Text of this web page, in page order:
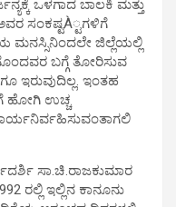
ಒಳಗಾದ ಬಾಲಕಿ ಮತ್ತು
ಸಂಕಷ್ಟÀ್ಟಗಳಿಗೆ
ಮನಸ್ಸಿನಿಂದಲೇ ಜಿಲ್ಲೆಯಲ್ಲಿ
ಬಗ್ಗೆ ತೋರಿಸುವ
ಇರುವುದಿಲ್ಲ. ಇಂತಹ
ಹೋಗಿ ಉಚ್ಚ
ಸಾ.ಚಿ.ರಾಜಕುಮಾರ
ರಲ್ಲಿ ಇಲ್ಲಿನ ಕಾನೂನು